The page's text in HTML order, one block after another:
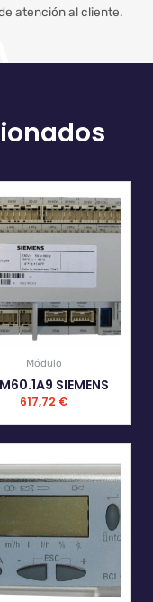
atención al cliente.
Módulo
SIEMENS
617,72 €